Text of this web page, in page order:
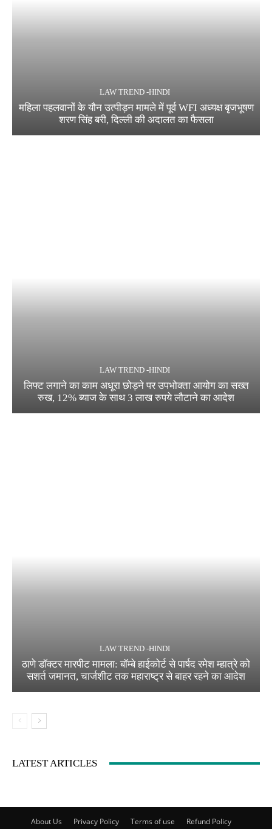
LAW TREND -HINDI
महिला पहलवानों के यौन उत्पीड़न मामले में पूर्व WFI अध्यक्ष बृजभूषण
शरण सिंह बरी, दिल्ली की अदालत का फैसला
LAW TREND -HINDI
लिफ्ट लगाने का काम अधूरा छोड़ने पर उपभोक्ता आयोग का सख्त
रुख, 12% ब्याज के साथ 3 लाख रुपये लौटाने का आदेश
LAW TREND -HINDI
ठाणे डॉक्टर मारपीट मामला: बॉम्बे हाईकोर्ट से पार्षद रमेश म्हात्रे को
सशर्त जमानत, चार्जशीट तक महाराष्ट्र से बाहर रहने का आदेश
LATEST ARTICLES
About Us Privacy Policy Terms of use Refund Policy